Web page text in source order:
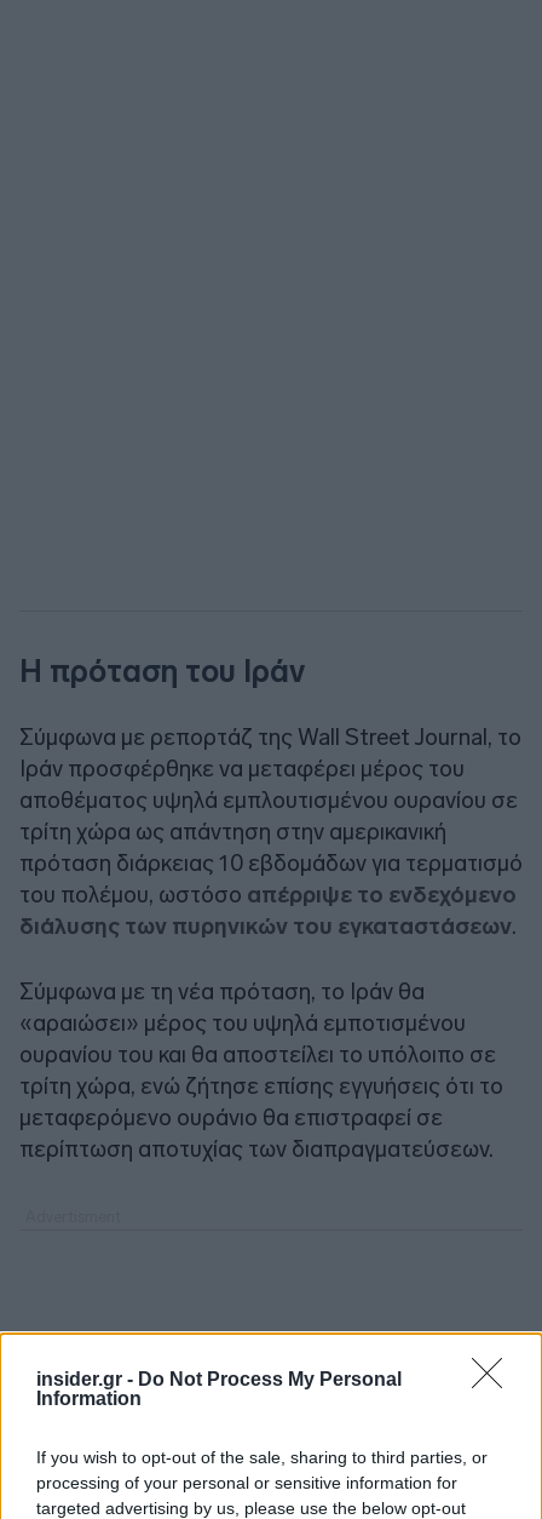
insider.gr - Do Not Process My Personal
Information
If you wish to opt-out of the sale, sharing to third parties, or
processing of your personal or sensitive information for
targeted advertising by us, please use the below opt-out
Η πρόταση του Ιράν
Σύμφωνα με ρεπορτάζ της Wall Street Journal, το
Ιράν προσφέρθηκε να μεταφέρει μέρος του
αποθέματος υψηλά εμπλουτισμένου ουρανίου σε
τρίτη χώρα ως απάντηση στην αμερικανική
πρόταση διάρκειας 10 εβδομάδων για τερματισμό
του πολέμου, ωστόσο απέρριψε το ενδεχόμενο
διάλυσης των πυρηνικών του εγκαταστάσεων.
Σύμφωνα με τη νέα πρόταση, το Ιράν θα
«αραιώσει» μέρος του υψηλά εμποτισμένου
ουρανίου του και θα αποστείλει το υπόλοιπο σε
τρίτη χώρα, ενώ ζήτησε επίσης εγγυήσεις ότι το
μεταφερόμενο ουράνιο θα επιστραφεί σε
περίπτωση αποτυχίας των διαπραγματεύσεων.